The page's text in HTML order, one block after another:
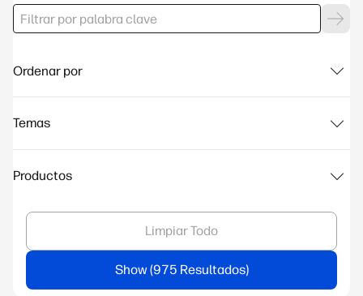
Ordenar por
Temas
Productos
Limpiar Todo
Show